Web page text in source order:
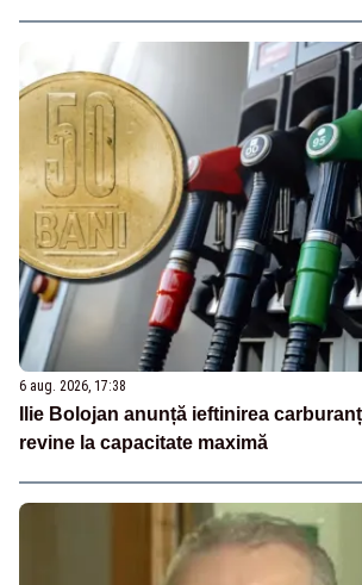
6 aug. 2026, 17:38
Ilie Bolojan anunță ieftinirea
revine la capacitate maximă